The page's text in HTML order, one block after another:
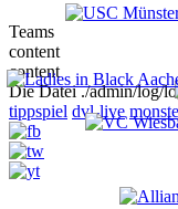
Teams
content
content
Die Datei ./admin/log/
tippspiel dvl-live